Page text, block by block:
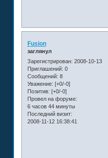
Fusion
заглянул
Зарегистрирован: 2008-10-13
Приглашений: 0
Сообщений: 8
Уважение: [+0/-0]
Позитив: [+0/-0]
Провел на форуме:
6 часов 44 минуты
Последний визит:
2008-11-12 16:38:41